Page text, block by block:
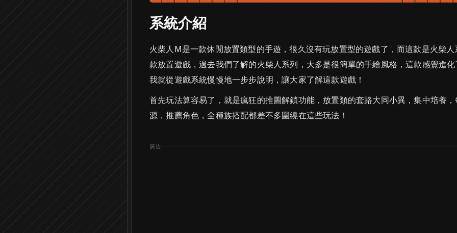
系統介紹
火柴人M是一款休閒放置類型的手遊，很久沒有玩放置型的遊戲了，而這款是火柴
款放置遊戲，過去我們了解的火柴人系列，大多是很簡單的手繪風格，這款感覺進
我就從遊戲系統慢慢地一步步說明，讓大家了解這款遊戲！
首先玩法算容易了，就是瘋狂的推圖解鎖功能，放置類的套路大同小異，集中培養
源，推薦角色，全種族搭配都差不多圍繞在這些玩法！